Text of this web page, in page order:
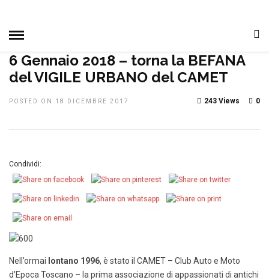
NOTIZIE, EVENTI E MANIFESTAZIONI
6 Gennaio 2018 – torna la BEFANA
del VIGILE URBANO del CAMET
POSTED ON 18 DICEMBRE 2017 0
243 Views
Condividi:
Nell’ormai lontano 1996, è stato il CAMET – Club Auto e Moto
d’Epoca Toscano – la prima associazione di appassionati di antichi